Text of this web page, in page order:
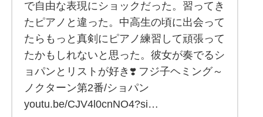
で自由な表現にショックだった。習ってき
たピアノと違った。中高生の頃に出会って
たらもっと真剣にピアノ練習して頑張って
たかもしれないと思った。彼女が奏でるシ
ョパンとリストが好き❣️ フジ子ヘミング～
ノクターン第2番/ショパン
youtu.be/CJV4l0cnNO4?si…